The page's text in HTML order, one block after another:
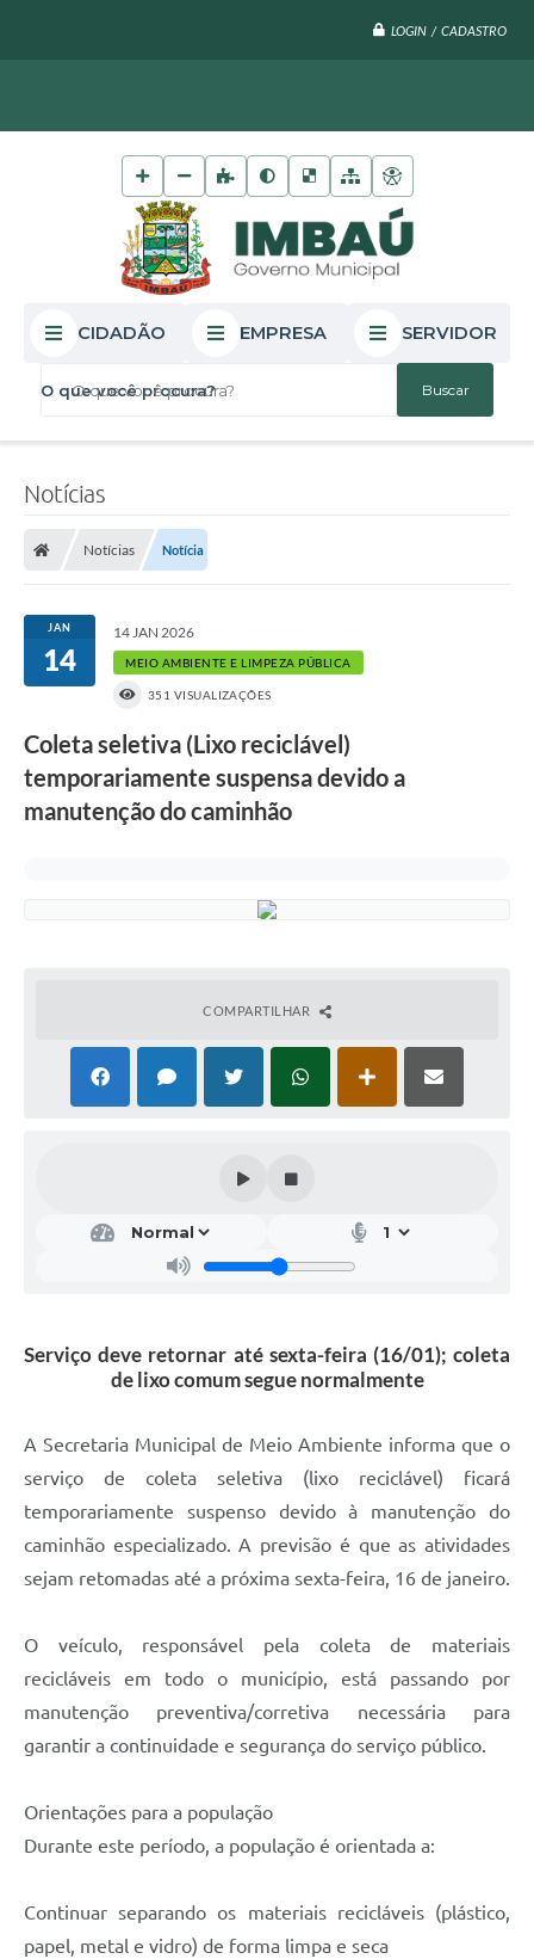
LOGIN / CADASTRO
O que você procura?
CIDADÃO EMPRESA SERVIDOR
Notícias
Notícias Notícia
JAN
14
14 JAN 2026
MEIO AMBIENTE E LIMPEZA PÚBLICA
351 VISUALIZAÇÕES
Coleta seletiva (Lixo reciclável)
temporariamente suspensa devido a
manutenção do caminhão
COMPARTILHAR
Serviço deve retornar até sexta-feira (16/01); coleta
de lixo comum segue normalmente
A Secretaria Municipal de Meio Ambiente informa que o
serviço de coleta seletiva (lixo reciclável) ficará
temporariamente suspenso devido à manutenção do
caminhão especializado. A previsão é que as atividades
sejam retomadas até a próxima sexta-feira, 16 de janeiro.
O veículo, responsável pela coleta de materiais
recicláveis em todo o município, está passando por
manutenção preventiva/corretiva necessária para
garantir a continuidade e segurança do serviço público.
Orientações para a população
Durante este período, a população é orientada a:
Continuar separando os materiais recicláveis (plástico,
papel, metal e vidro) de forma limpa e seca